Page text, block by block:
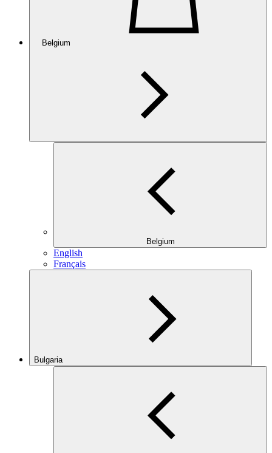
Belgium
Belgium
English
Français
Bulgaria